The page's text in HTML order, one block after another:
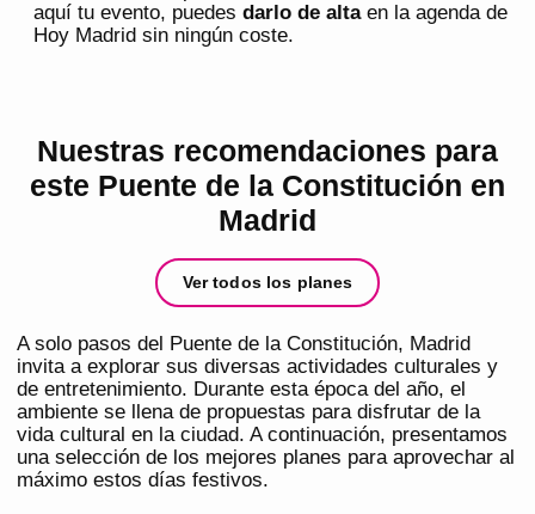
aquí tu evento, puedes darlo de altaen la agenda de
Hoy Madrid sin ningún coste.
Nuestras recomendaciones para
este Puente de la Constitución en
Madrid
Ver todos los planes
A solo pasos del Puente de la Constitución, Madrid
invita a explorar sus diversas actividades culturales y
de entretenimiento. Durante esta época del año, el
ambiente se llena de propuestas para disfrutar de la
vida cultural en la ciudad. A continuación, presentamos
una selección de los mejores planes para aprovechar al
máximo estos días festivos.